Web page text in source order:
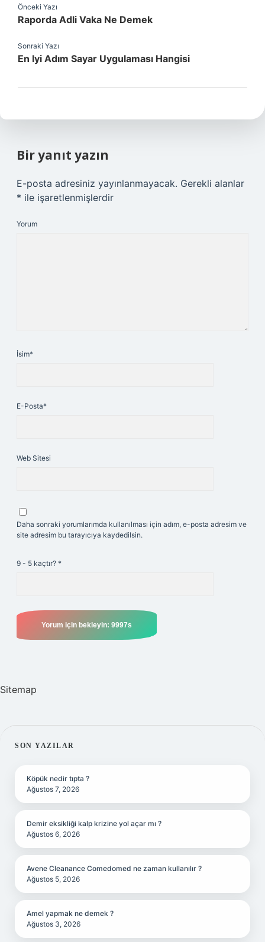
Önceki Yazı
Raporda Adli Vaka Ne Demek
Sonraki Yazı
En Iyi Adım Sayar Uygulaması Hangisi
Bir yanıt yazın
E-posta adresiniz yayınlanmayacak. Gerekli alanlar
* ile işaretlenmişlerdir
Yorum
İsim*
E-Posta*
Web Sitesi
Daha sonraki yorumlarımda kullanılması için adım, e-posta adresim ve
site adresim bu tarayıcıya kaydedilsin.
9 - 5 kaçtır? *
Sitemap
SIDEBAR
SON YAZILAR
Köpük nedir tıpta ?
Ağustos 7, 2026
Demir eksikliği kalp krizine yol açar mı ?
Ağustos 6, 2026
Avene Cleanance Comedomed ne zaman kullanılır ?
Ağustos 5, 2026
Amel yapmak ne demek ?
Ağustos 3, 2026